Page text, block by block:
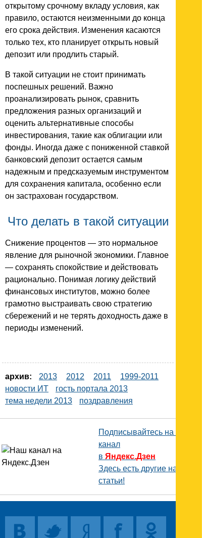
открытому срочному вкладу условия, как
правило, остаются неизменными до конца
его срока действия. Изменения касаются
только тех, кто планирует открыть новый
депозит или продлить старый.
В такой ситуации не стоит принимать
поспешных решений. Важно
проанализировать рынок, сравнить
предложения разных организаций и
оценить альтернативные способы
инвестирования, такие как облигации или
фонды. Иногда даже с пониженной ставкой
банковский депозит остается самым
надежным и предсказуемым инструментом
для сохранения капитала, особенно если
он застрахован государством.
Что делать в такой ситуации
Снижение процентов — это нормальное
явление для рыночной экономики. Главное
— сохранять спокойствие и действовать
рационально. Понимая логику действий
финансовых институтов, можно более
грамотно выстраивать свою стратегию
сбережений и не терять доходность даже в
периоды изменений.
архив: 2013 2012 2011
1999-2011
новости ИТ
гость портала 2013
тема недели 2013
поздравления
Подписывайтесь на наш
канал
в Яндекс.Дзен
Здесь есть другие наши
статьи!